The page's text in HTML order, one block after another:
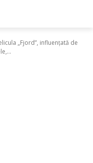
„Fjord”, influențată de